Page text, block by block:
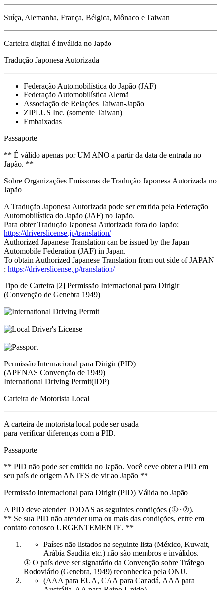
Suíça, Alemanha, França, Bélgica, Mônaco e Taiwan
Carteira digital é inválida no Japão
Tradução Japonesa Autorizada
Federação Automobilística do Japão (JAF)
Federação Automobilística Alemã
Associação de Relações Taiwan-Japão
ZIPLUS Inc. (somente Taiwan)
Embaixadas
Passaporte
** É válido apenas por UM ANO a partir da data de entrada no
Japão. **
Sobre Organizações Emissoras de Tradução Japonesa Autorizada no
Japão
A Tradução Japonesa Autorizada pode ser emitida pela Federação
Automobilística do Japão (JAF) no Japão.
Para obter Tradução Japonesa Autorizada fora do Japão:
https://driverslicense.jp/translation/
Authorized Japanese Translation can be issued by the Japan
Automobile Federation (JAF) in Japan.
To obtain Authorized Japanese Translation from out side of JAPAN
: https://driverslicense.jp/translation/
Tipo de Carteira [2] Permissão Internacional para Dirigir
(Convenção de Genebra 1949)
+
+
Permissão Internacional para Dirigir (PID)
(APENAS Convenção de 1949)
International Driving Permit(IDP)
Carteira de Motorista Local
A carteira de motorista local pode ser usada
para verificar diferenças com a PID.
Passaporte
** PID não pode ser emitida no Japão. Você deve obter a PID em
seu país de origem ANTES de vir ao Japão **
Permissão Internacional para Dirigir (PID) Válida no Japão
A PID deve atender TODAS as seguintes condições (①~⑦).
** Se sua PID não atender uma ou mais das condições, entre em
contato conosco URGENTEMENTE. **
Países não listados na seguinte lista (México, Kuwait,
Arábia Saudita etc.) não são membros e inválidos.
① O país deve ser signatário da Convenção sobre Tráfego
Rodoviário (Genebra, 1949) reconhecida pela ONU.
(AAA para EUA, CAA para Canadá, AAA para